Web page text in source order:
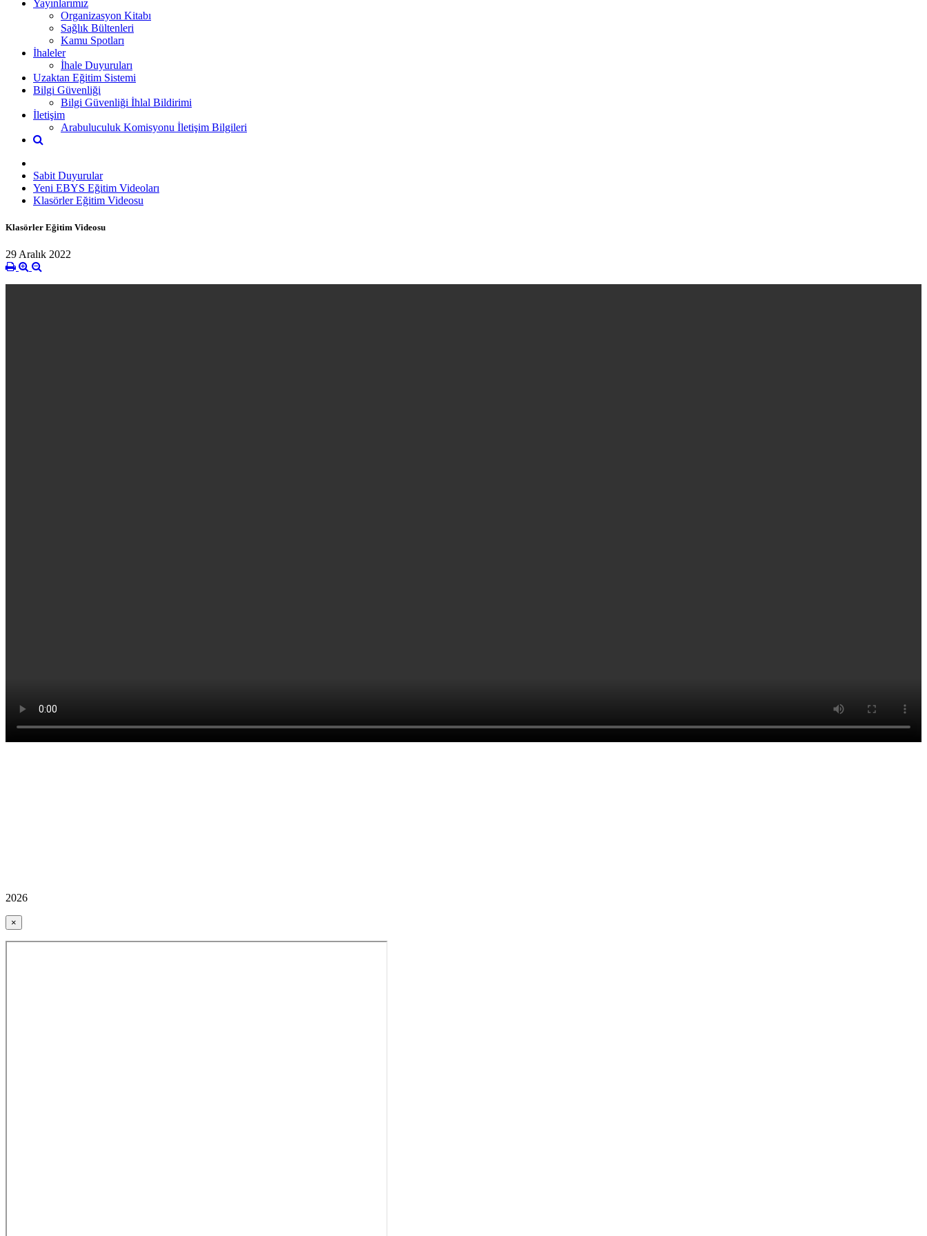
Yayınlarımız
Organizasyon Kitabı
Sağlık Bültenleri
Kamu Spotları
İhaleler
İhale Duyuruları
Uzaktan Eğitim Sistemi
Bilgi Güvenliği
Bilgi Güvenliği İhlal Bildirimi
İletişim
Arabuluculuk Komisyonu İletişim Bilgileri
Sabit Duyurular
Yeni EBYS Eğitim Videoları
Klasörler Eğitim Videosu
Klasörler Eğitim Videosu
29 Aralık 2022
2026
×